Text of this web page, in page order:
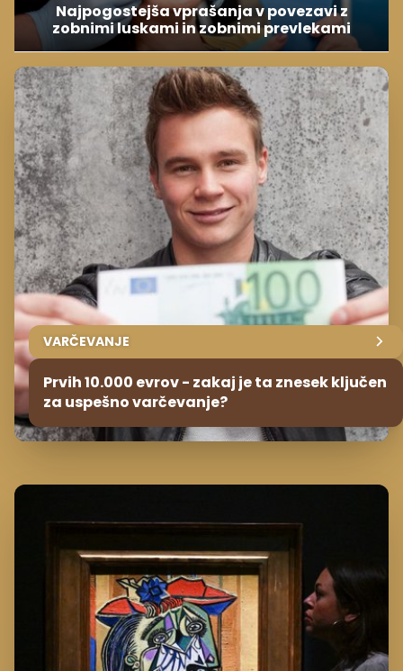
Najpogostejša vprašanja v povezavi z
zobnimi luskami in zobnimi prevlekami
VARČEVANJE
Prvih 10.000 evrov - zakaj je ta znesek ključen
za uspešno varčevanje?